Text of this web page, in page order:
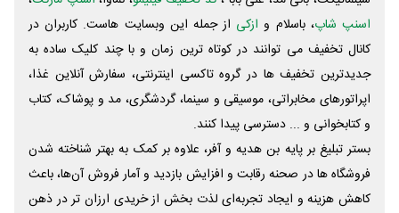
اسنپ شاپ، باسلام و ازکی از جمله این وبسایت ‌هاست. کاربران در
کانال تخفیف می توانند در کوتاه ترین زمان و با چند کلیک ساده به
جدیدترین تخفیف ها در گروه تاکسی اینترنتی، سفارش آنلاین غذا،
اپراتورهای مخابراتی، موسیقی و سینما، گردشگری، مد و پوشاک، کتاب
و کتابخوانی و ... دسترسی پیدا کنند.
بستر تبلیغ بر پایه بن هدیه و آفر، علاوه بر کمک به بهتر شناخته شدن
فروشگاه ها در صحنه رقابت و افزایش بازدید و آمار فروش آن‌ها، باعث
کاهش هزینه و ایجاد تجربه‌ای لذت بخش از خریدی ارزان تر در ذهن